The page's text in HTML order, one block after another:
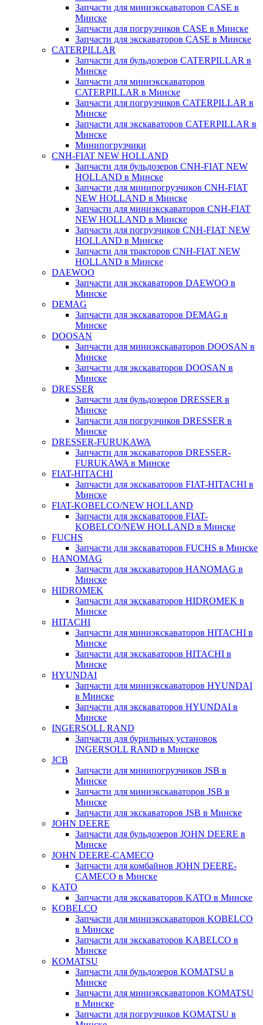
Запчасти для миниэкскаваторов CASE в
Минске
Запчасти для погрузчиков CASE в Минске
Запчасти для экскаваторов CASE в Минске
CATERPILLAR
Запчасти для бульдозеров CATERPILLAR в
Минске
Запчасти для миниэкскаваторов
CATERPILLAR в Минске
Запчасти для погрузчиков CATERPILLAR в
Минске
Запчасти для экскаваторов CATERPILLAR в
Минскe
Минипогрузчики
CNH-FIAT NEW HOLLAND
Запчасти для бульдозеров CNH-FIAT NEW
HOLLAND в Минске
Запчасти для минипогрузчиков CNH-FIAT
NEW HOLLAND в Минске
Запчасти для миниэкскаваторов CNH-FIAT
NEW HOLLAND в Минске
Запчасти для погрузчиков CNH-FIAT NEW
HOLLAND в Минске
Запчасти для тракторов CNH-FIAT NEW
HOLLAND в Минске
DAEWOO
Запчасти для экскаваторов DAEWOO в
Минске
DEMAG
Запчасти для экскаваторов DEMAG в
Минске
DOOSAN
Запчасти для миниэкскаваторов DOOSAN в
Минске
Запчасти для экскаваторов DOOSAN в
Минске
DRESSER
Запчасти для бульдозеров DRESSER в
Минске
Запчасти для погрузчиков DRESSER в
Минске
DRESSER-FURUKAWA
Запчасти для экскаваторов DRESSER-
FURUKAWA в Минске
FIAT-HITACHI
Запчасти для экскаваторов FIAT-HITACHI в
Минске
FIAT-KOBELCO/NEW HOLLAND
Запчасти для экскаваторов FIAT-
KOBELCO/NEW HOLLAND в Минске
FUCHS
Запчасти для экскаваторов FUCHS в Минске
HANOMAG
Запчасти для экскаваторов HANOMAG в
Минске
HIDROMEK
Запчасти для экскаваторов HIDROMEK в
Минске
HITACHI
Запчасти для миниэкскаваторов HITACHI в
Минске
Запчасти для экскаваторов HITACHI в
Минске
HYUNDAI
Запчасти для миниэкскаваторов HYUNDAI
в Минске
Запчасти для экскаваторов HYUNDAI в
Минске
INGERSOLL RAND
Запчасти для бурильных установок
INGERSOLL RAND в Минске
JCB
Запчасти для минипогрузчиков JSB в
Минске
Запчасти для миниэкскаваторов JSB в
Минске
Запчасти для экскаваторов JSB в Минске
JOHN DEERE
Запчасти для бульдозеров JOHN DEERE в
Минске
JOHN DEERE-CAMECO
Запчасти для комбайнов JOHN DEERE-
CAMECO в Минске
KATO
Запчасти для экскаваторов KATO в Минске
KOBELCO
Запчасти для миниэкскаваторов KOBELCO
в Минске
Запчасти для экскаваторов KABELCO в
Минске
KOMATSU
Запчасти для бульдозеров KOMATSU в
Минске
Запчасти для миниэкскаваторов KOMATSU
в Минске
Запчасти для погрузчиков KOMATSU в